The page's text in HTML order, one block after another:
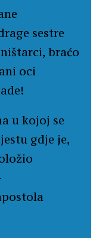
sestre
braćo
oci
u kojoj se
gdje je,